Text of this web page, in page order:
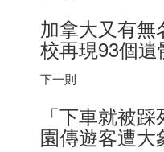
加拿大又有無
校再現93個
下一則
「下車就被
園傳遊客遭大